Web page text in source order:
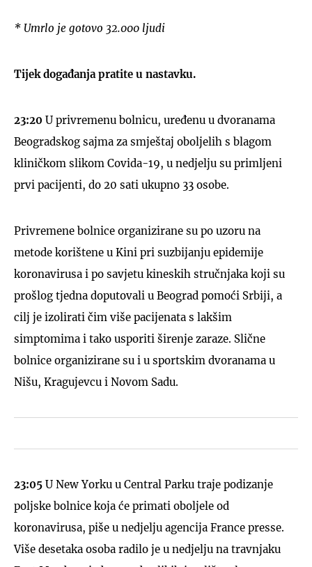
* Umrlo je gotovo 32.000 ljudi
Tijek događanja pratite u nastavku.
23:20 U privremenu bolnicu, uređenu u dvoranama
Beogradskog sajma za smještaj oboljelih s blagom
kliničkom slikom Covida-19, u nedjelju su primljeni
prvi pacijenti, do 20 sati ukupno 33 osobe.
Privremene bolnice organizirane su po uzoru na
metode korištene u Kini pri suzbijanju epidemije
koronavirusa i po savjetu kineskih stručnjaka koji su
prošlog tjedna doputovali u Beograd pomoći Srbiji, a
cilj je izolirati čim više pacijenata s lakšim
simptomima i tako usporiti širenje zaraze. Slične
bolnice organizirane su i u sportskim dvoranama u
Nišu, Kragujevcu i Novom Sadu.
23:05 U New Yorku u Central Parku traje podizanje
poljske bolnice koja će primati oboljele od
koronavirusa, piše u nedjelju agencija France presse.
Više desetaka osoba radilo je u nedjelju na travnjaku